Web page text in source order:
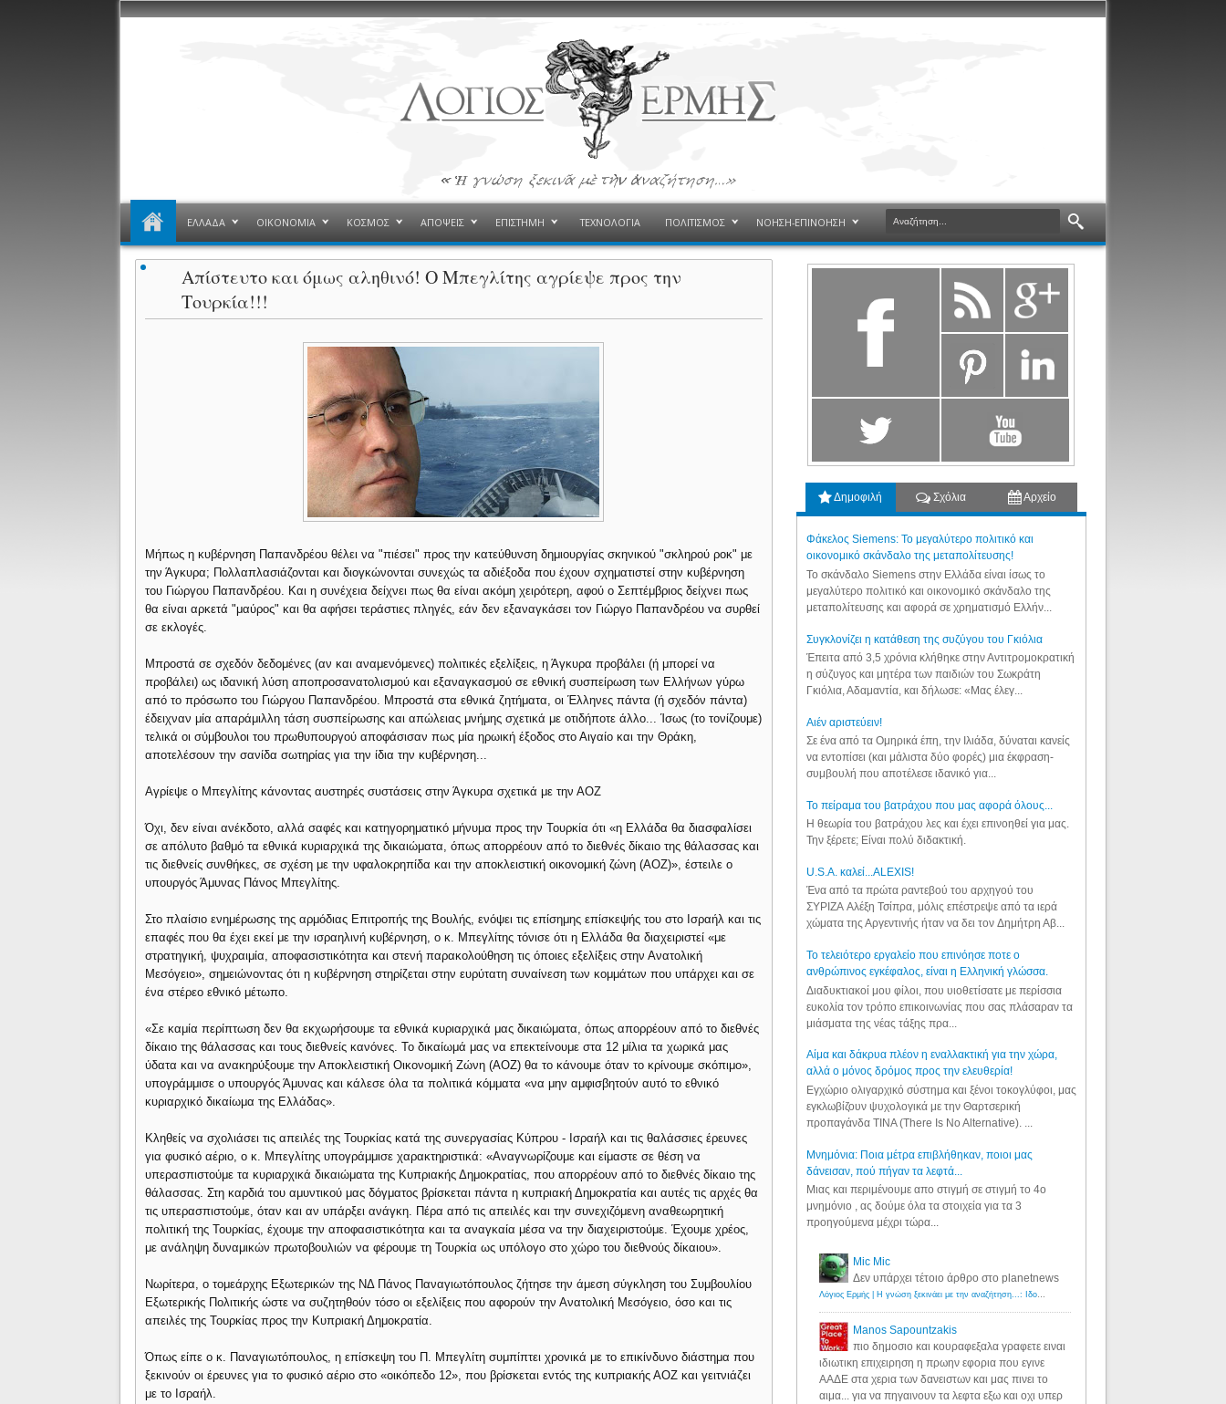
ΕΛΛΑΔΑ ΟΙΚΟΝΟΜΙΑ ΚΟΣΜΟΣ ΑΠΟΨΕΙΣ ΕΠΙΣΤΗΜΗ ΤΕΧΝΟΛΟΓΙΑ ΠΟΛΙΤΙΣΜΟΣ ΝΟΗΣΗ-ΕΠΙΝΟΗΣΗ
Απίστευτο και όμως αληθινό! Ο Μπεγλίτης αγρίεψε προς την
Τουρκία!!!
Μήπως η κυβέρνηση Παπανδρέου θέλει να "πιέσει" προς την κατεύθυνση δημιουργίας σκηνικού "σκληρού ροκ" με
την Άγκυρα; Πολλαπλασιάζονται και διογκώνονται συνεχώς τα αδιέξοδα που έχουν σχηματιστεί στην κυβέρνηση
του Γιώργου Παπανδρέου. Και η συνέχεια δείχνει πως θα είναι ακόμη χειρότερη, αφού ο Σεπτέμβριος δείχνει πως
θα είναι αρκετά "μαύρος" και θα αφήσει τεράστιες πληγές, εάν δεν εξαναγκάσει τον Γιώργο Παπανδρέου να συρθεί
σε εκλογές.
Μπροστά σε σχεδόν δεδομένες (αν και αναμενόμενες) πολιτικές εξελίξεις, η Άγκυρα προβάλει (ή μπορεί να
προβάλει) ως ιδανική λύση αποπροσανατολισμού και εξαναγκασμού σε εθνική συσπείρωση των Ελλήνων γύρω
από το πρόσωπο του Γιώργου Παπανδρέου. Μπροστά στα εθνικά ζητήματα, οι Έλληνες πάντα (ή σχεδόν πάντα)
έδειχναν μία απαράμιλλη τάση συσπείρωσης και απώλειας μνήμης σχετικά με οτιδήποτε άλλο... Ίσως (το τονίζουμε)
τελικά οι σύμβουλοι του πρωθυπουργού αποφάσισαν πως μία ηρωική έξοδος στο Αιγαίο και την Θράκη,
αποτελέσουν την σανίδα σωτηρίας για την ίδια την κυβέρνηση...
Αγρίεψε ο Μπεγλίτης κάνοντας αυστηρές συστάσεις στην Άγκυρα σχετικά με την ΑΟΖ
Όχι, δεν είναι ανέκδοτο, αλλά σαφές και κατηγορηματικό μήνυμα προς την Τουρκία ότι «η Ελλάδα θα διασφαλίσει
σε απόλυτο βαθμό τα εθνικά κυριαρχικά της δικαιώματα, όπως απορρέουν από το διεθνές δίκαιο της θάλασσας και
τις διεθνείς συνθήκες, σε σχέση με την υφαλοκρηπίδα και την αποκλειστική οικονομική ζώνη (ΑΟΖ)», έστειλε ο
υπουργός Άμυνας Πάνος Μπεγλίτης.
Στο πλαίσιο ενημέρωσης της αρμόδιας Επιτροπής της Βουλής, ενόψει τις επίσημης επίσκεψής του στο Ισραήλ και τις
επαφές που θα έχει εκεί με την ισραηλινή κυβέρνηση, ο κ. Μπεγλίτης τόνισε ότι η Ελλάδα θα διαχειριστεί «με
στρατηγική, ψυχραιμία, αποφασιστικότητα και στενή παρακολούθηση τις όποιες εξελίξεις στην Ανατολική
Μεσόγειο», σημειώνοντας ότι η κυβέρνηση στηρίζεται στην ευρύτατη συναίνεση των κομμάτων που υπάρχει και σε
ένα στέρεο εθνικό μέτωπο.
«Σε καμία περίπτωση δεν θα εκχωρήσουμε τα εθνικά κυριαρχικά μας δικαιώματα, όπως απορρέουν από το διεθνές
δίκαιο της θάλασσας και τους διεθνείς κανόνες. Το δικαίωμά μας να επεκτείνουμε στα 12 μίλια τα χωρικά μας
ύδατα και να ανακηρύξουμε την Αποκλειστική Οικονομική Ζώνη (ΑΟΖ) θα το κάνουμε όταν το κρίνουμε σκόπιμο»,
υπογράμμισε ο υπουργός Άμυνας και κάλεσε όλα τα πολιτικά κόμματα «να μην αμφισβητούν αυτό το εθνικό
κυριαρχικό δικαίωμα της Ελλάδας».
Κληθείς να σχολιάσει τις απειλές της Τουρκίας κατά της συνεργασίας Κύπρου - Ισραήλ και τις θαλάσσιες έρευνες
για φυσικό αέριο, ο κ. Μπεγλίτης υπογράμμισε χαρακτηριστικά: «Αναγνωρίζουμε και είμαστε σε θέση να
υπερασπιστούμε τα κυριαρχικά δικαιώματα της Κυπριακής Δημοκρατίας, που απορρέουν από το διεθνές δίκαιο της
θάλασσας. Στη καρδιά του αμυντικού μας δόγματος βρίσκεται πάντα η κυπριακή Δημοκρατία και αυτές τις αρχές θα
τις υπερασπιστούμε, όταν και αν υπάρξει ανάγκη. Πέρα από τις απειλές και την συνεχιζόμενη αναθεωρητική
πολιτική της Τουρκίας, έχουμε την αποφασιστικότητα και τα αναγκαία μέσα να την διαχειριστούμε. Έχουμε χρέος,
με ανάληψη δυναμικών πρωτοβουλιών να φέρουμε τη Τουρκία ως υπόλογο στο χώρο του διεθνούς δίκαιου».
Νωρίτερα, ο τομεάρχης Εξωτερικών της ΝΔ Πάνος Παναγιωτόπουλος ζήτησε την άμεση σύγκληση του Συμβουλίου
Εξωτερικής Πολιτικής ώστε να συζητηθούν τόσο οι εξελίξεις που αφορούν την Ανατολική Μεσόγειο, όσο και τις
απειλές της Τουρκίας προς την Κυπριακή Δημοκρατία.
Όπως είπε ο κ. Παναγιωτόπουλος, η επίσκεψη του Π. Μπεγλίτη συμπίπτει χρονικά με το επικίνδυνο διάστημα που
ξεκινούν οι έρευνες για το φυσικό αέριο στο «οικόπεδο 12», που βρίσκεται εντός της κυπριακής ΑΟΖ και γειτνιάζει
με το Ισραήλ.
Δημοφιλή Σχόλια Αρχείο
Φάκελος Siemens: Το μεγαλύτερο πολιτικό και
οικονομικό σκάνδαλο της μεταπολίτευσης!
Το σκάνδαλο Siemens στην Ελλάδα είναι ίσως το
μεγαλύτερο πολιτικό και οικονομικό σκάνδαλο της
μεταπολίτευσης και αφορά σε χρηματισμό Ελλήν...
Συγκλονίζει η κατάθεση της συζύγου του Γκιόλια
Έπειτα από 3,5 χρόνια κλήθηκε στην Αντιτρομοκρατική
η σύζυγος και μητέρα των παιδιών του Σωκράτη
Γκιόλια, Αδαμαντία, και δήλωσε: «Μας έλεγ...
Aιέν αριστεύειν!
Σε ένα από τα Ομηρικά έπη, την Ιλιάδα, δύναται κανείς
να εντοπίσει (και μάλιστα δύο φορές) μια έκφραση-
συμβουλή που αποτέλεσε ιδανικό για...
Το πείραμα του βατράχου που μας αφορά όλους...
Η θεωρία του βατράχου λες και έχει επινοηθεί για μας.
Την ξέρετε; Είναι πολύ διδακτική.
U.S.A. καλεί...ALEXIS!
Ένα από τα πρώτα ραντεβού του αρχηγού του
ΣΥΡΙΖΑ Αλέξη Τσίπρα, μόλις επέστρεψε από τα ιερά
χώματα της Αργεντινής ήταν να δει τον Δημήτρη Αβ...
Το τελειότερο εργαλείο που επινόησε ποτε ο
ανθρώπινος εγκέφαλος, είναι η Ελληνική γλώσσα.
Διαδυκτιακοί μου φίλοι, που υιοθετίσατε με περίσσια
ευκολία τον τρόπο επικοινωνίας που σας πλάσαραν τα
μιάσματα της νέας τάξης πρα...
Αίμα και δάκρυα πλέον η εναλλακτική για την χώρα,
αλλά ο μόνος δρόμος προς την ελευθερία!
Εγχώριο ολιγαρχικό σύστημα και ξένοι τοκογλύφοι, μας
εγκλωβίζουν ψυχολογικά με την Θαρτσερική
προπαγάνδα TINA (There Is No Alternative). ...
Μνημόνια: Ποια μέτρα επιβλήθηκαν, ποιοι μας
δάνεισαν, πού πήγαν τα λεφτά...
Μιας και περιμένουμε απο στιγμή σε στιγμή το 4ο
μνημόνιο , ας δούμε όλα τα στοιχεία για τα 3
προηγούμενα μέχρι τώρα...
Mic Mic
Δεν υπάρχει τέτοιο άρθρο στο planetnews
Λόγιος Ερμής | Η γνώση ξεκινάει με την αναζήτηση...: Ιδού οι 18 που χρωστούν 11 δις ευρώ!
Manos Sapountzakis
πιο δημοσιο και κουραφεξαλα γραφετε ειναι
ιδιωτικη επιχειρηση η πρωην εφορια που εγινε
ΑΑΔΕ στα χερια των δανειστων και μας πινει το
αιμα... για να πηγαινουν τα λεφτα εξω και οχι υπερ